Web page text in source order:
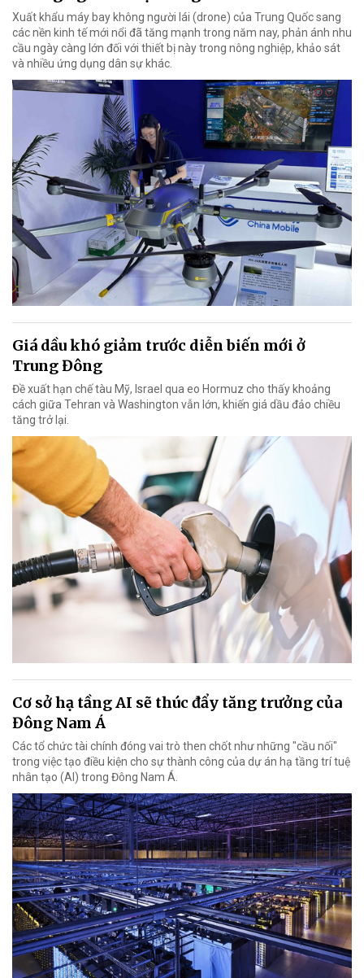
Xuất khẩu máy bay không người lái (drone) của Trung Quốc sang
các nền kinh tế mới nổi đã tăng mạnh trong năm nay, phản ánh nhu
cầu ngày càng lớn đối với thiết bị này trong nông nghiệp, khảo sát
và nhiều ứng dụng dân sự khác.
Giá dầu khó giảm trước diễn biến mới ở
Trung Đông
Đề xuất hạn chế tàu Mỹ, Israel qua eo Hormuz cho thấy khoảng
cách giữa Tehran và Washington vẫn lớn, khiến giá dầu đảo chiều
tăng trở lại.
Cơ sở hạ tầng AI sẽ thúc đẩy tăng trưởng của
Đông Nam Á
Các tổ chức tài chính đóng vai trò then chốt như những "cầu nối"
trong việc tạo điều kiện cho sự thành công của dự án hạ tầng trí tuệ
nhân tạo (AI) trong Đông Nam Á.